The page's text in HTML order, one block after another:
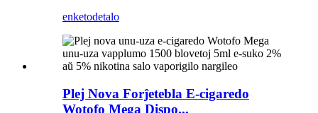
enketodetalo
Plej Nova Forĵetebla E-cigaredo
Wotofo Mega Dispo...